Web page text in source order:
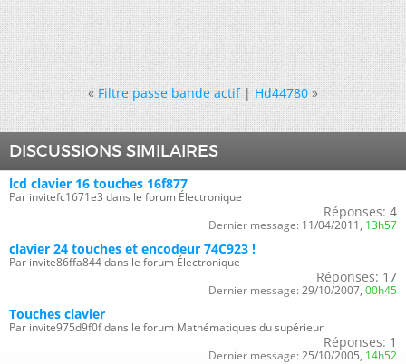
« Filtre passe bande actif|Hd44780 »
DISCUSSIONS SIMILAIRES
lcd clavier 16 touches 16f877
Par invitefc1671e3 dans le forum Électronique
Réponses: 4
Dernier message: 11/04/2011, 13h57
clavier 24 touches et encodeur 74C923 !
Par invite86ffa844 dans le forum Électronique
Réponses: 17
Dernier message: 29/10/2007, 00h45
Touches clavier
Par invite975d9f0f dans le forum Mathématiques du supérieur
Réponses: 1
Dernier message: 25/10/2005, 14h52